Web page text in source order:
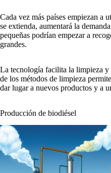
Cada vez más países empiezan a
se extienda, aumentará la
pequeñas podrían empezar a
grandes.
La tecnología facilita la limpieza y
de los métodos de limpieza
dar lugar a nuevos productos y a
Producción de biodiésel